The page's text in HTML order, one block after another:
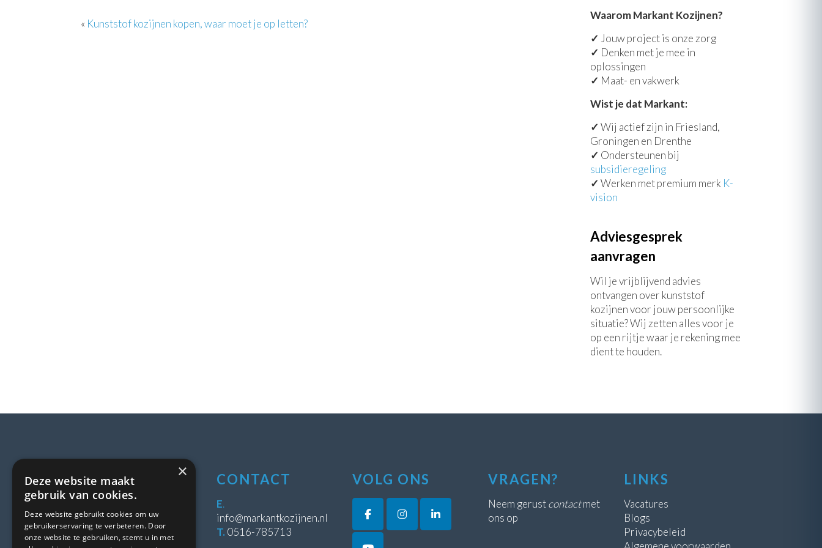
« Kunststof kozijnen kopen, waar moet je op letten?
Waarom Markant Kozijnen?
✓ Jouw project is onze zorg
✓ Denken met je mee in
oplossingen
✓ Maat- en vakwerk
Wist je dat Markant:
✓ Wij actief zijn in Friesland,
Groningen en Drenthe
✓ Ondersteunen bij
subsidieregeling
✓ Werken met premium merk K-
vision
Adviesgesprek
aanvragen
Wil je vrijblijvend advies
ontvangen over kunststof
kozijnen voor jouw persoonlijke
situatie? Wij zetten alles voor je
op een rijtje waar je rekening mee
dient te houden.
LOCATIE
8431 WE Oosterwolde
CONTACT
E.
info@markantkozijnen.nl
T. 0516-785713
VOLG ONS VRAGEN?
Neem gerustcontactmet
ons op
LINKS
Vacatures
Blogs
Privacybeleid
×
Deze website maakt
gebruik van cookies.
Deze website gebruikt cookies om uw
gebruikerservaring te verbeteren. Door
onze website te gebruiken, stemt u in met